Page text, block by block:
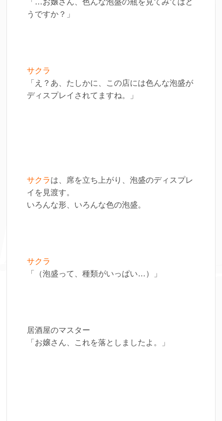
「…お嬢さん、色んな泡盛の瓶を見てみてはど
うですか？」
サクラ
「え？あ、たしかに、この店には色んな泡盛が
ディスプレイされてますね。」
サクラは、席を立ち上がり、泡盛のディスプレ
イを見渡す。
いろんな形、いろんな色の泡盛。
サクラ
「（泡盛って、種類がいっぱい…）」
居酒屋のマスター
「お嬢さん、これを落としましたよ。」